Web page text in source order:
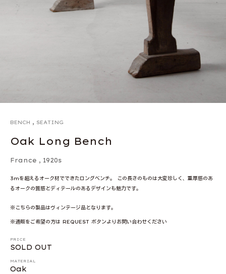
BENCH , SEATING
Oak Long Bench
France , 1920s
3mを超えるオーク材でできたロングベンチ。 この長さのものは大変珍しく、重厚感のあ
るオークの質感とディテールのあるデザインも魅力です。
※こちらの製品はヴィンテージ品となります。
※通販をご希望の方は REQUEST ボタンよりお問い合わせください
PRICE
SOLD OUT
MATERIAL
Oak